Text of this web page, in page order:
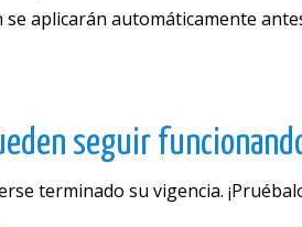
aplicarán automáticamente
seguir
terminado su vigencia.